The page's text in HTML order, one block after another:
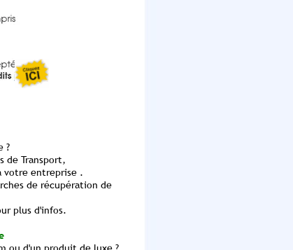
?
de Transport,
votre entreprise .
de récupération de
plus d'infos.